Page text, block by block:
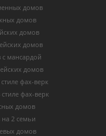
домов
домов
домов
домов
мансардой
домов
фах-верк
фах-верк
домов
2 семьи
домов